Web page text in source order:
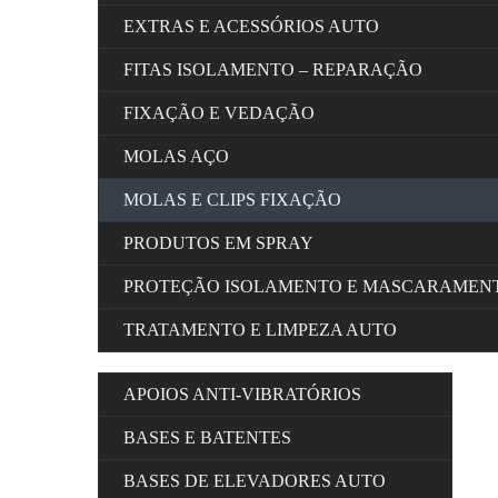
EXTRAS E ACESSÓRIOS AUTO
FITAS ISOLAMENTO – REPARAÇÃO
FIXAÇÃO E VEDAÇÃO
MOLAS AÇO
MOLAS E CLIPS FIXAÇÃO
PRODUTOS EM SPRAY
PROTEÇÃO ISOLAMENTO E
TRATAMENTO E LIMPEZA AUTO
APOIOS ANTI-VIBRATÓRIOS
BASES E BATENTES
BASES DE ELEVADORES AUTO